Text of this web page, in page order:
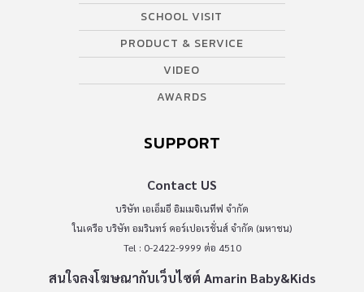
SCHOOL VISIT
PRODUCT & SERVICE
VIDEO
AWARDS
SUPPORT
Contact US
บริษัท เอเอ็มอี อิมเมจิเนทีฟ จำกัด
ในเครือ บริษัท อมรินทร์ คอร์เปอเรชั่นส์ จำกัด (มหาชน)
Tel : 0-2422-9999 ต่อ 4510
สนใจลงโฆษณากับเว็บไซต์ Amarin Baby&Kids